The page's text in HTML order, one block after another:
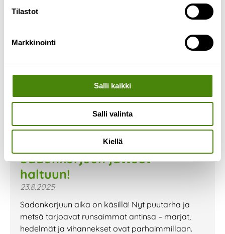
Tilastot
Markkinointi
Salli kaikki
Salli valinta
Kiellä
Sadonkorjuun jätteet
haltuun!
23.8.2025
Sadonkorjuun aika on käsillä! Nyt puutarha ja
metsä tarjoavat runsaimmat antinsa – marjat,
hedelmät ja vihannekset ovat parhaimmillaan.